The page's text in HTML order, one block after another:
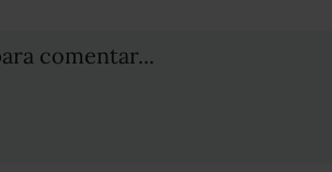
comentar...